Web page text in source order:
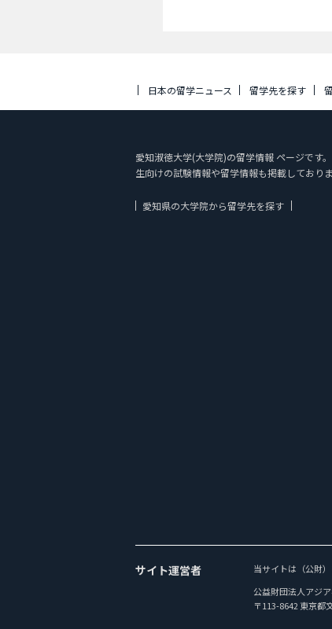
日本の留学ニュース 留学先を探す
愛知淑徳大学(大学院)の留学情報 ページです
生向けの試験情報や留学情報も掲載しており
愛知県の大学院から留学先を探す
サイト運営者
当サイトは（公財
公益財団法人アジ
〒113-8642 東京都